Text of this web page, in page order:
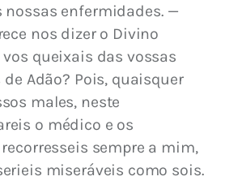
nossas enfermidades. —
nos dizer o Divino
vos queixais das vossas
Adão? Pois, quaisquer
males, neste
o médico e os
sempre a mim,
miseráveis como sois.